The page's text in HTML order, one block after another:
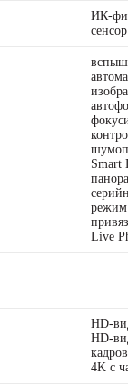
ИК-
Smart
режим
Live
HD-
HD-
4K с